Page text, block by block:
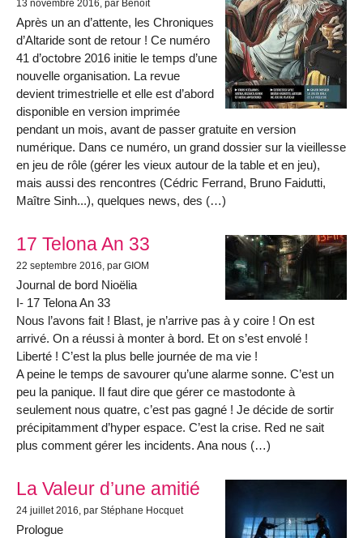
13 novembre 2016, par Benoît
Après un an d’attente, les Chroniques
d’Altaride sont de retour ! Ce numéro
41 d’octobre 2016 initie le temps d’une
nouvelle organisation. La revue
devient trimestrielle et elle est d’abord
disponible en version imprimée
pendant un mois, avant de passer gratuite en version
numérique. Dans ce numéro, un grand dossier sur la vieillesse
en jeu de rôle (gérer les vieux autour de la table et en jeu),
mais aussi des rencontres (Cédric Ferrand, Bruno Faidutti,
Maître Sinh...), quelques news, des (…)
17 Telona An 33
22 septembre 2016, par GIOM
Journal de bord Nioëlia
I- 17 Telona An 33
Nous l’avons fait ! Blast, je n’arrive pas à y coire ! On est
arrivé. On a réussi à monter à bord. Et on s’est envolé !
Liberté ! C’est la plus belle journée de ma vie !
A peine le temps de savourer qu’une alarme sonne. C’est un
peu la panique. Il faut dire que gérer ce mastodonte à
seulement nous quatre, c’est pas gagné ! Je décide de sortir
précipitamment d’hyper espace. C’est la crise. Red ne sait
plus comment gérer les incidents. Ana nous (…)
La Valeur d’une amitié
24 juillet 2016, par Stéphane Hocquet
Prologue